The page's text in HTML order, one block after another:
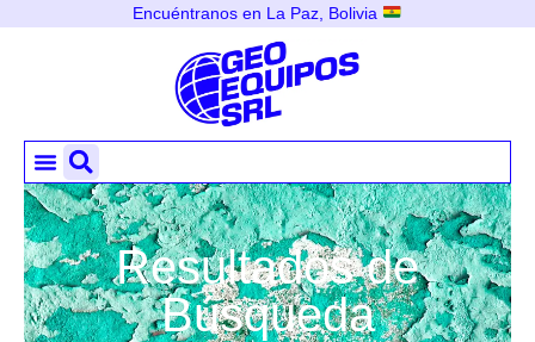
Encuéntranos en La Paz, Bolivia
Resultados de
Búsqueda